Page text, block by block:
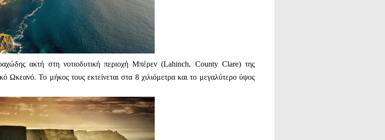
ακτή στη νοτιοδυτική περιοχή Μπέρεν (Lahinch, County Clare) της
Ωκεανό.Το μήκος τους εκτείνεται στα 8 χιλιόμετρα και το μεγαλύτερο ύψος